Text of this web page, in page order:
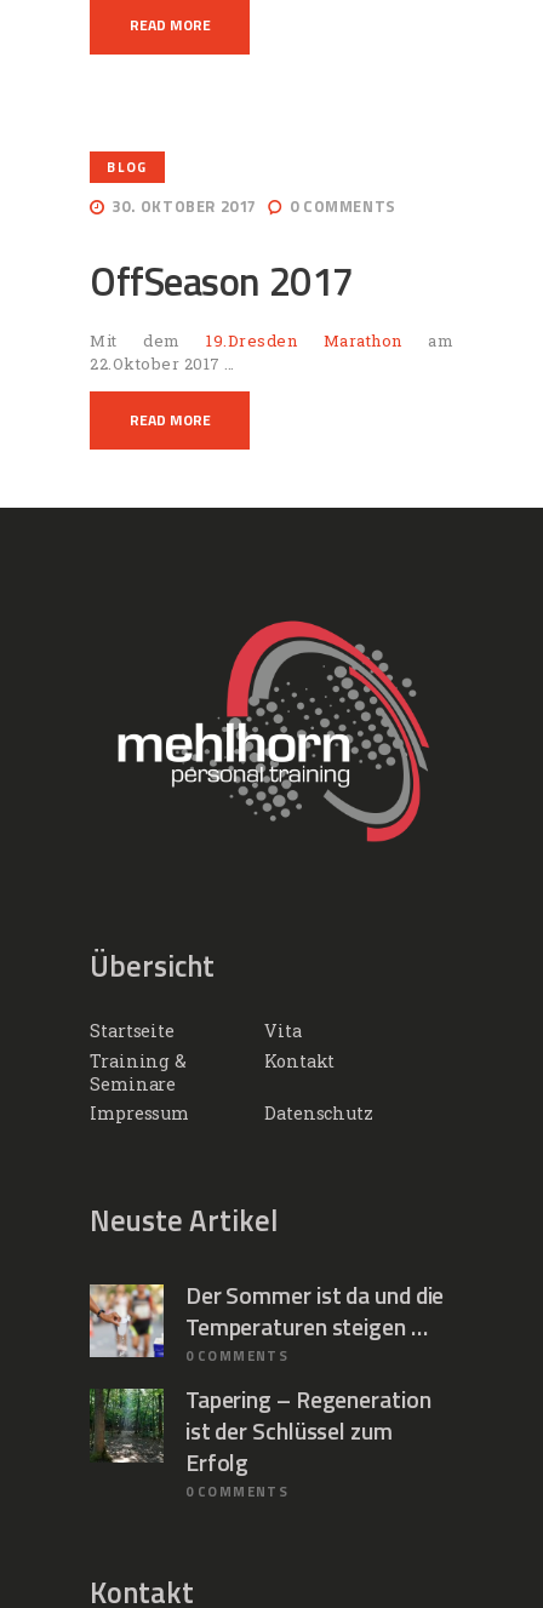
READ MORE
BLOG
30. OKTOBER 2017 0 COMMENTS
OffSeason 2017
Mit dem 19.Dresden Marathon am
22.Oktober 2017 …
READ MORE
Übersicht
Startseite
Vita
Training &
Seminare
Kontakt
Impressum Datenschutz
Neuste Artikel
Der Sommer ist da und die
Temperaturen steigen …
0 COMMENTS
Tapering – Regeneration
ist der Schlüssel zum
Erfolg
0 COMMENTS
Kontakt